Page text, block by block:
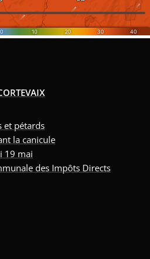
et pétards
la canicule
19 mai
des Impôts Directs